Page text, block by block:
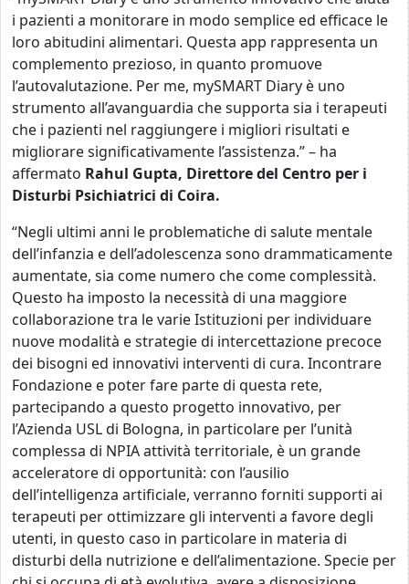
i pazienti a monitorare in modo semplice ed efficace le
loro abitudini alimentari. Questa app rappresenta un
complemento prezioso, in quanto promuove
l’autovalutazione. Per me, mySMART Diary è uno
strumento all’avanguardia che supporta sia i terapeuti
che i pazienti nel raggiungere i migliori risultati e
migliorare significativamente l’assistenza.” – ha
affermato Rahul Gupta, Direttore del Centro per i
Disturbi Psichiatrici di Coira.
“Negli ultimi anni le problematiche di salute mentale
dell’infanzia e dell’adolescenza sono drammaticamente
aumentate, sia come numero che come complessità.
Questo ha imposto la necessità di una maggiore
collaborazione tra le varie Istituzioni per individuare
nuove modalità e strategie di intercettazione precoce
dei bisogni ed innovativi interventi di cura. Incontrare
Fondazione e poter fare parte di questa rete,
partecipando a questo progetto innovativo, per
l’Azienda USL di Bologna, in particolare per l’unità
complessa di NPIA attività territoriale, è un grande
acceleratore di opportunità: con l’ausilio
dell’intelligenza artificiale, verranno forniti supporti ai
terapeuti per ottimizzare gli interventi a favore degli
utenti, in questo caso in particolare in materia di
disturbi della nutrizione e dell’alimentazione. Specie per